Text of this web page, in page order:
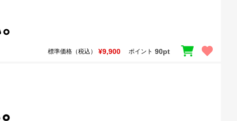
標準価格（税込） ¥9,900 ポイント 90pt